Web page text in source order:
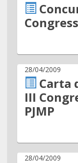
28/04/2009
Carta
III
PJMP
28/04/2009